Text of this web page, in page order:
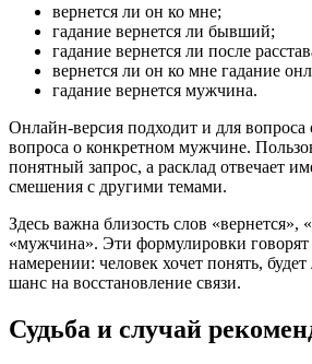
вернется ли он ко мне;
гадание вернется ли бывший;
гадание вернется ли после
вернется ли он ко мне гадание
гадание вернется мужчина.
Онлайн-версия подходит и для
вопроса о конкретном мужчине.
понятный запрос, а расклад отвечает
смешения с другими темами.
Здесь важна близость слов
«мужчина». Эти формулировки
намерении: человек хочет понять, будет
шанс на восстановление связи.
Судьба и случай